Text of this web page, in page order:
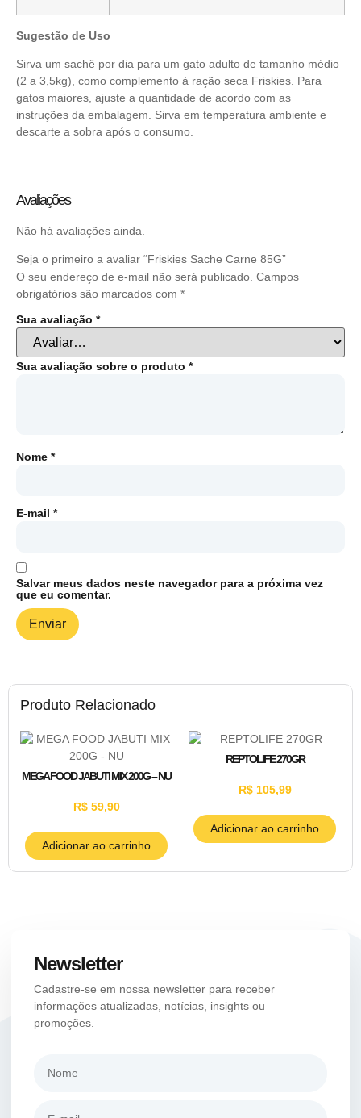
Produto Relacionado
MEGA FOOD JABUTI MIX 200G – NU
R$59,90
Adicionar ao carrinho
REPTOLIFE 270GR
R$105,99
Adicionar ao carrinho
Sugestão de Uso
Sirva um sachê por dia para um gato adulto de tamanho médio
(2 a 3,5kg), como complemento à ração seca Friskies. Para
gatos maiores, ajuste a quantidade de acordo com as
instruções da embalagem. Sirva em temperatura ambiente e
descarte a sobra após o consumo.
Avaliações
Não há avaliações ainda.
Seja o primeiro a avaliar “Friskies Sache Carne 85G”
O seu endereço de e-mail não será publicado. Campos
obrigatórios são marcados com *
Sua avaliação *
Sua avaliação sobre o produto *
Nome *
E-mail *
Salvar meus dados neste navegador para a próxima vez
que eu comentar.
Newsletter
Cadastre-se em nossa newsletter para receber
informações atualizadas, notícias, insights ou
promoções.